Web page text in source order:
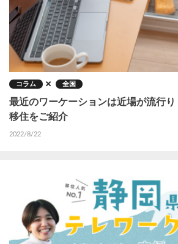
コラム 全国
最近のワーケーションは近場が流行
移住をご紹介
2022/8/22